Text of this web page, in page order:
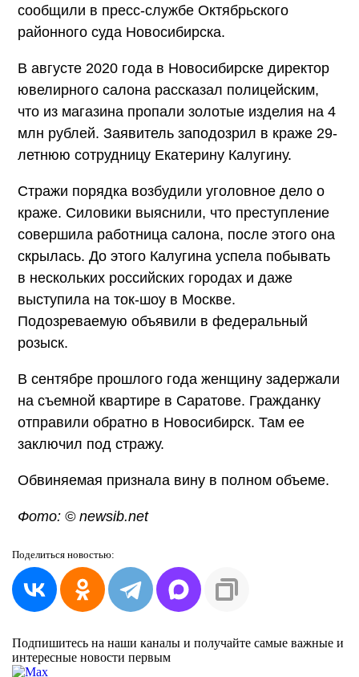
сообщили в пресс-службе Октябрьского
районного суда Новосибирска.
В августе 2020 года в Новосибирске директор
ювелирного салона рассказал полицейским,
что из магазина пропали золотые изделия на 4
млн рублей. Заявитель заподозрил в краже 29-
летнюю сотрудницу Екатерину Калугину.
Стражи порядка возбудили уголовное дело о
краже. Силовики выяснили, что преступление
совершила работница салона, после этого она
скрылась. До этого Калугина успела побывать
в нескольких российских городах и даже
выступила на ток-шоу в Москве.
Подозреваемую объявили в федеральный
розыск.
В сентябре прошлого года женщину задержали
на съемной квартире в Саратове. Гражданку
отправили обратно в Новосибирск. Там ее
заключил под стражу.
Обвиняемая признала вину в полном объеме.
Фото: © newsib.net
Поделиться новостью:
Подпишитесь на наши каналы и получайте самые важные и
интересные новости первым